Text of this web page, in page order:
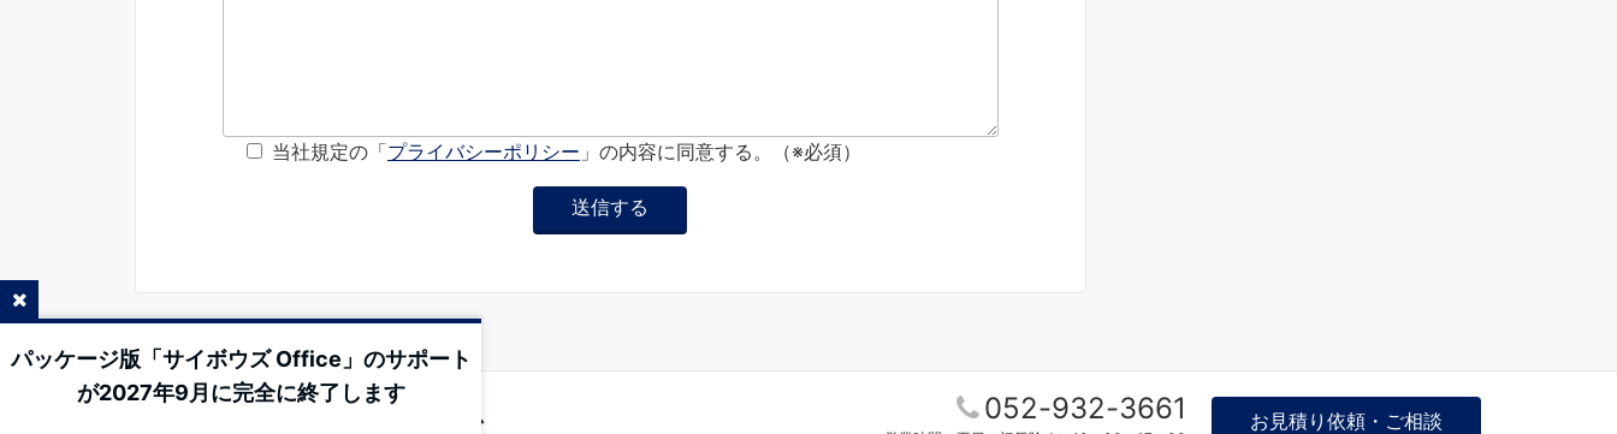
当社規定の「プライバシーポリシー 」の内容に同意する。（※必須）
052-932-3661 お見積り依頼・ご相談
パッケージ版「サイボウズ Office」のサポート
が2027年9月に完全に終了します